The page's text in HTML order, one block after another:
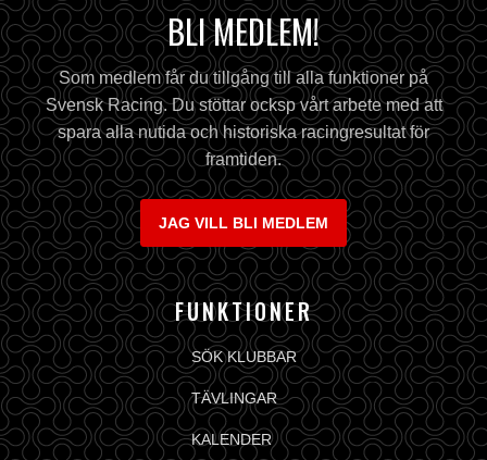
BLI MEDLEM!
Som medlem får du tillgång till alla funktioner på
Svensk Racing. Du stöttar ocksp vårt arbete med att
spara alla nutida och historiska racingresultat för
framtiden.
JAG VILL BLI MEDLEM
FUNKTIONER
SÖK KLUBBAR
TÄVLINGAR
KALENDER